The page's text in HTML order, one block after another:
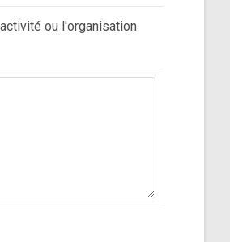
ou l'organisation